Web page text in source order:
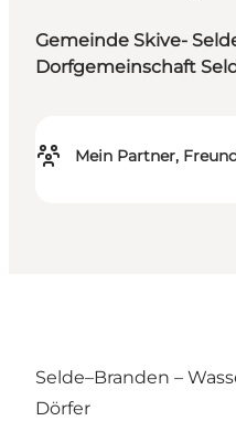
Gemeinde Skive-
Dorfgemeinschaft
Mein Partner,
Selde–Branden –
Dörfer